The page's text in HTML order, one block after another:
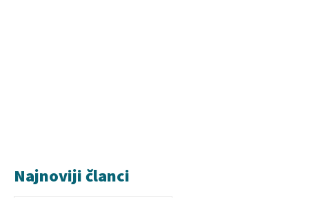
Najnoviji članci